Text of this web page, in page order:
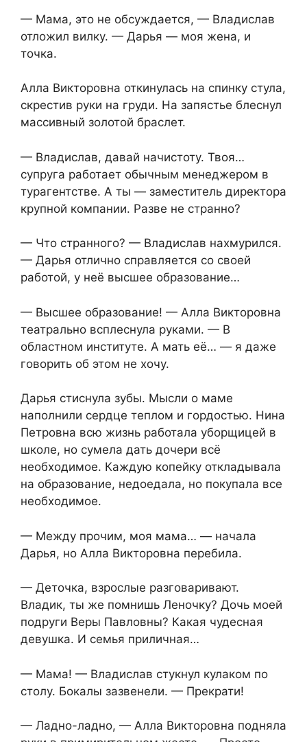
— Мама, это не обсуждается, — Владислав
отложил вилку. — Дарья — моя жена, и
точка.
Алла Викторовна откинулась на спинку стула,
скрестив руки на груди. На запястье блеснул
массивный золотой браслет.
— Владислав, давай начистоту. Твоя…
супруга работает обычным менеджером в
турагентстве. А ты — заместитель директора
крупной компании. Разве не странно?
— Что странного? — Владислав нахмурился.
— Дарья отлично справляется со своей
работой, у неё высшее образование…
— Высшее образование! — Алла Викторовна
театрально всплеснула руками. — В
областном институте. А мать её… — я даже
говорить об этом не хочу.
Дарья стиснула зубы. Мысли о маме
наполнили сердце теплом и гордостью. Нина
Петровна всю жизнь работала уборщицей в
школе, но сумела дать дочери всё
необходимое. Каждую копейку откладывала
на образование, недоедала, но покупала все
необходимое.
— Между прочим, моя мама… — начала
Дарья, но Алла Викторовна перебила.
— Деточка, взрослые разговаривают.
Владик, ты же помнишь Леночку? Дочь моей
подруги Веры Павловны? Какая чудесная
девушка. И семья приличная…
— Мама! — Владислав стукнул кулаком по
столу. Бокалы зазвенели. — Прекрати!
— Ладно-ладно, — Алла Викторовна подняла